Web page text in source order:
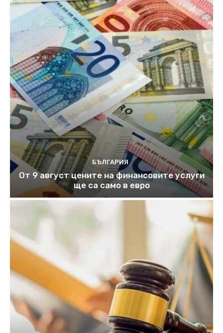
БЪЛГАРИЯ
От 9 август цените на финансовите услуги
ще са само в евро